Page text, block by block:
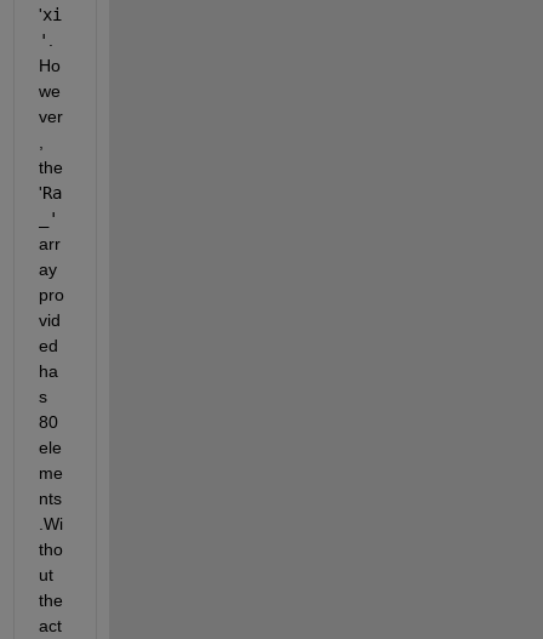
'xi
'
Ho
we
ver
the
'Ra
_'
arr
ay
pro
vid
ed
ha
s
80
ele
me
nts
.Wi
tho
ut
the
act